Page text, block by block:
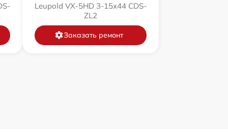
650 р
Leupold VX-5HD 3-15x44 CDS-
ZL2
Заказать ремонт